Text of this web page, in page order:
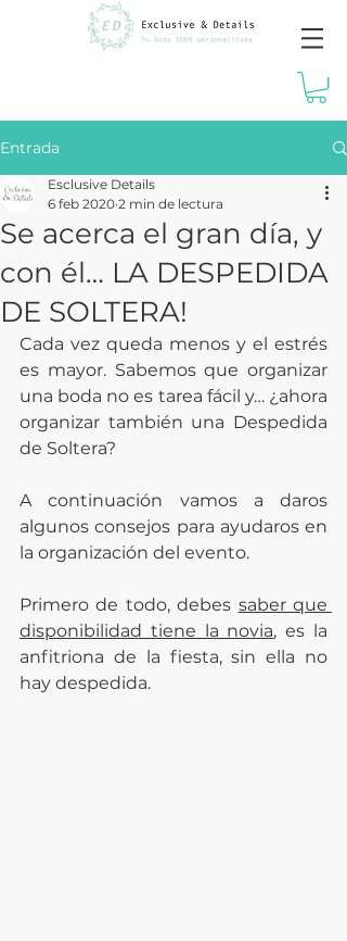
Entrada
Se acerca el gran día, y
con él… LA DESPEDIDA
DE SOLTERA!
Esclusive Details
6 feb 2020 2 min de lectura
Cada vez queda menos y el estrés
es mayor. Sabemos que organizar
una boda no es tarea fácil y… ¿ahora
organizar también una Despedida
de Soltera?
A continuación vamos a daros
algunos consejos para ayudaros en
la organización del evento.
Primero de todo, debes saber que
disponibilidad tiene la novia, es la
anfitriona de la fiesta, sin ella no
hay despedida.